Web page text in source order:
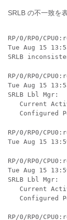
SRLB の不一致を
RP/0/RP0/
Tue Aug 15
SRLB
RP/0/RP0/
Tue Aug 15
SRLB Lbl Mgr:
Current
Configured
RP/0/RP0/
Tue Aug 15
RP/0/RP0/
Tue Aug 15
SRLB Lbl Mgr:
Current
Configured
RP/0/RP0/